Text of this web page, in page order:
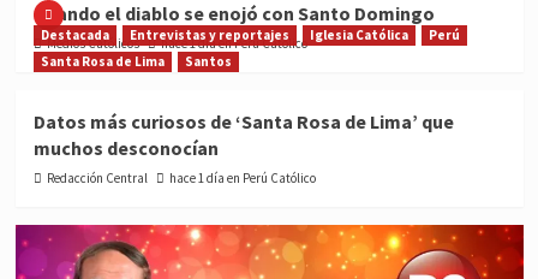
Cuando el diablo se enojó con Santo Domingo
Medios Católicos hace 1 día en Perú Católico
Destacada Entrevistas y reportajes Iglesia Católica
Perú
Santa Rosa de Lima
Santos
Datos más curiosos de ‘Santa Rosa de Lima’ que
muchos desconocían
Redacción Central hace 1 día en Perú Católico